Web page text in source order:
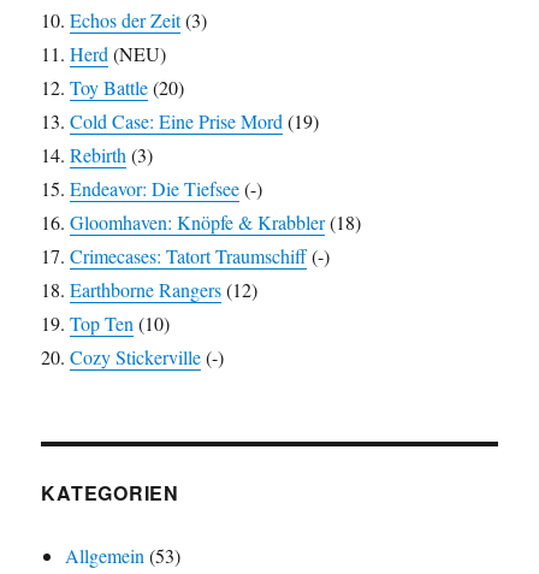
Echos der Zeit(3)
Herd (NEU)
Toy Battle(20)
Cold Case: Eine Prise Mord (19)
Rebirth (3)
Endeavor: Die Tiefsee(-)
Gloomhaven: Knöpfe & Krabbler(18)
Crimecases: Tatort Traumschiff(-)
Earthborne Rangers(12)
Top Ten (10)
Cozy Stickerville(-)
KATEGORIEN
Allgemein (53)